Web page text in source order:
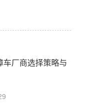
车厂商选择策略与